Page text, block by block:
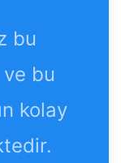
bu
ve bu
kolay